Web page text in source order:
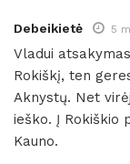
Debeikietė 5
Vladui
Rokiškį, ten
Aknystų. Net
ieško. Į Rokiškio
Kauno.